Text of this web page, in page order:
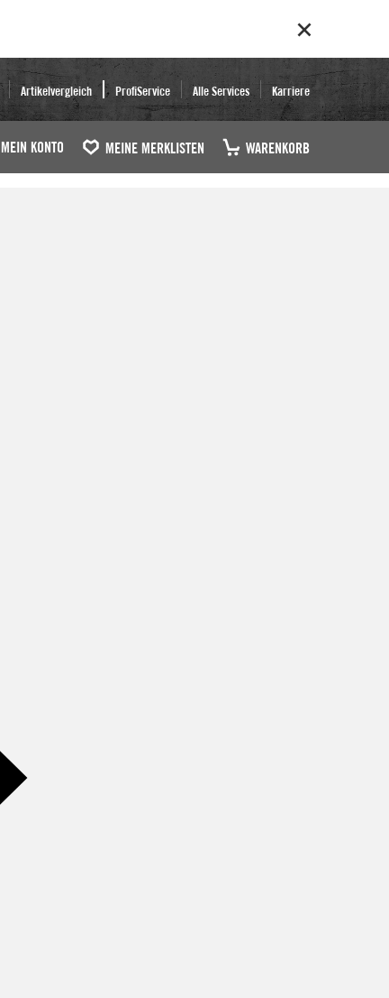
Artikelvergleich ProfiService Alle Services Karriere
MEIN KONTO MEINE MERKLISTEN WARENKORB